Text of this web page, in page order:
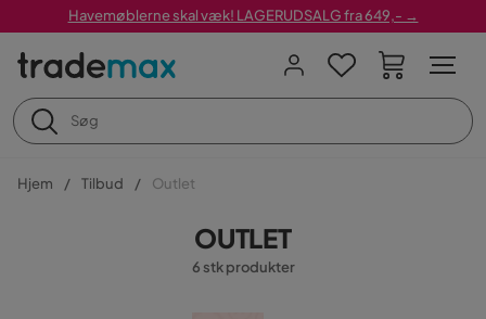
Havemøblerne skal væk! LAGERUDSALG fra 649,- →
Hjem Tilbud Outlet
OUTLET
6 stk produkter